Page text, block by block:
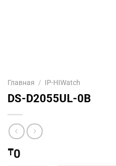
Главная / IP-HIWatch
DS-D2055UL-0B
₸0